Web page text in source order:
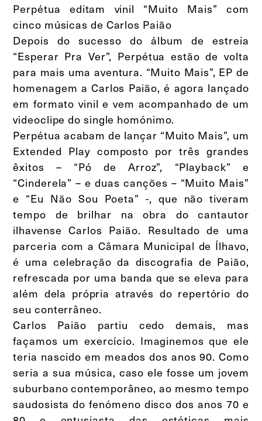
Perpétua editam vinil “Muito Mais” com
cinco músicas de Carlos Paião
Depois do sucesso do álbum de estreia
“Esperar Pra Ver”, Perpétua estão de volta
para mais uma aventura. “Muito Mais”, EP de
homenagem a Carlos Paião, é agora lançado
em formato vinil e vem acompanhado de um
videoclipe do single homónimo.
Perpétua acabam de lançar “Muito Mais”, um
Extended Play composto por três grandes
êxitos – “Pó de Arroz”, “Playback” e
“Cinderela” – e duas canções – “Muito Mais”
e “Eu Não Sou Poeta” -, que não tiveram
tempo de brilhar na obra do cantautor
ilhavense Carlos Paião. Resultado de uma
parceria com a Câmara Municipal de Ílhavo,
é uma celebração da discografia de Paião,
refrescada por uma banda que se eleva para
além dela própria através do repertório do
seu conterrâneo.
Carlos Paião partiu cedo demais, mas
façamos um exercício. Imaginemos que ele
teria nascido em meados dos anos 90. Como
seria a sua música, caso ele fosse um jovem
suburbano contemporâneo, ao mesmo tempo
saudosista do fenómeno disco dos anos 70 e